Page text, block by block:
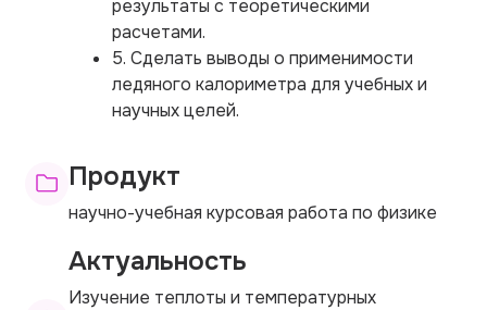
результаты с теоретическими
расчетами.
5. Сделать выводы о применимости
ледяного калориметра для учебных и
научных целей.
Продукт
научно-учебная курсовая работа по физике
Актуальность
Изучение теплоты и температурных